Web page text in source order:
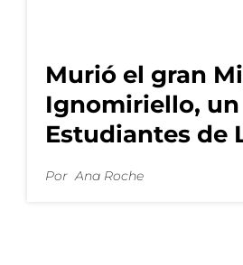
Murió el gran
Ignomiriello,
Estudiantes de
Por Ana Roche